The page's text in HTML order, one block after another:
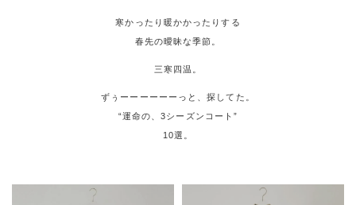
寒かったり暖かかったりする
春先の曖昧な季節。
三寒四温。
ずぅーーーーーーっと、探してた。
“運命の、3シーズンコート”
10選。